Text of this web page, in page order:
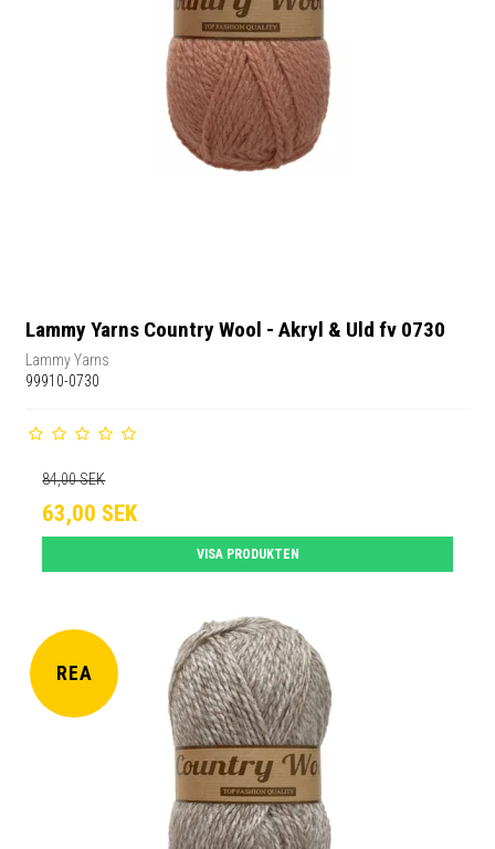
Lammy Yarns Country Wool - Akryl & Uld fv 0730
Lammy Yarns
99910-0730
84,00 SEK
63,00 SEK
VISA PRODUKTEN
REA